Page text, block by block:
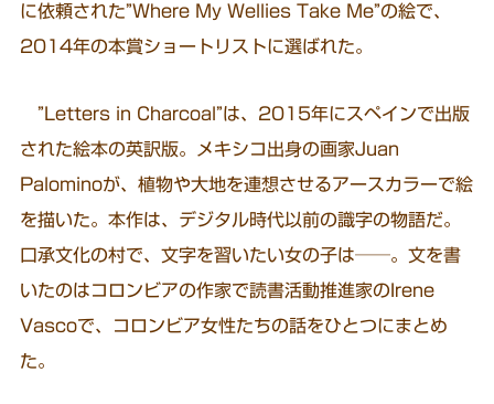
に依頼された”Where My Wellies Take Me”の絵で、
2014年の本賞ショートリストに選ばれた。
”Letters in Charcoal”は、2015年にスペインで出版
された絵本の英訳版。メキシコ出身の画家Juan
Palominoが、植物や大地を連想させるアースカラーで絵
を描いた。本作は、デジタル時代以前の識字の物語だ。
口承文化の村で、文字を習いたい女の子は──。文を書
いたのはコロンビアの作家で読書活動推進家のIrene
Vascoで、コロンビア女性たちの話をひとつにまとめ
た。